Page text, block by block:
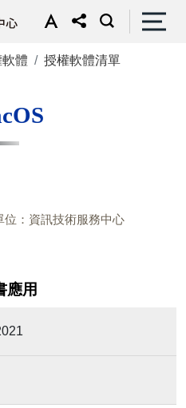
體
授權軟體清單
位：資訊技術服務中心
應用